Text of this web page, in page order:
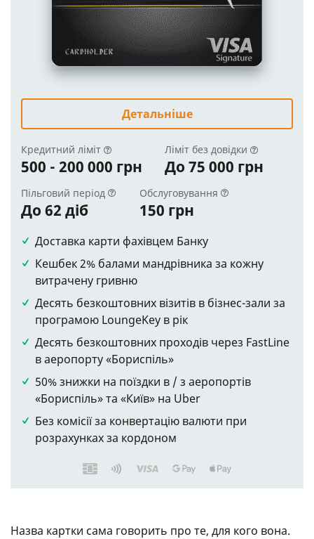
Детальніше
Кредитний ліміт
500 - 200 000 грн
Ліміт без довідки
До 75 000 грн
Пільговий період
До 62 діб
Обслуговування
150 грн
Доставка карти фахівцем Банку
Кешбек 2% балами мандрівника за кожну
витрачену гривню
Десять безкоштовних візитів в бізнес-зали за
програмою LoungeKey в рік
Десять безкоштовних проходів через FastLine
в аеропорту «Бориспіль»
50% знижки на поїздки в / з аеропортів
«Бориспіль» та «Київ» на Uber
Без комісії за конвертацію валюти при
розрахунках за кордоном
Назва картки сама говорить про те, для кого вона.